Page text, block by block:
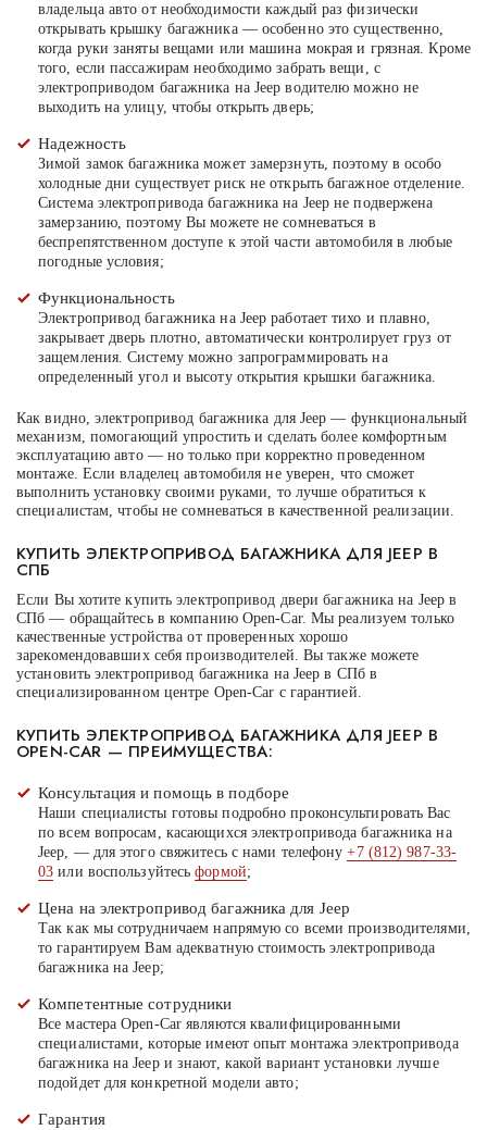
владельца авто от необходимости каждый раз физически
открывать крышку багажника — особенно это существенно,
когда руки заняты вещами или машина мокрая и грязная. Кроме
того, если пассажирам необходимо забрать вещи, с
электроприводом багажника на Jeep водителю можно не
выходить на улицу, чтобы открыть дверь;
Надежность
Зимой замок багажника может замерзнуть, поэтому в особо
холодные дни существует риск не открыть багажное отделение.
Система электропривода багажника на Jeep не подвержена
замерзанию, поэтому Вы можете не сомневаться в
беспрепятственном доступе к этой части автомобиля в любые
погодные условия;
Функциональность
Электропривод багажника на Jeep работает тихо и плавно,
закрывает дверь плотно, автоматически контролирует груз от
защемления. Систему можно запрограммировать на
определенный угол и высоту открытия крышки багажника.
Как видно, электропривод багажника для Jeep — функциональный
механизм, помогающий упростить и сделать более комфортным
эксплуатацию авто — но только при корректно проведенном
монтаже. Если владелец автомобиля не уверен, что сможет
выполнить установку своими руками, то лучше обратиться к
специалистам, чтобы не сомневаться в качественной реализации.
КУПИТЬ ЭЛЕКТРОПРИВОД БАГАЖНИКА ДЛЯ JEEP В
СПБ
Если Вы хотите купить электропривод двери багажника на Jeep в
СПб — обращайтесь в компанию Open-Car. Мы реализуем только
качественные устройства от проверенных хорошо
зарекомендовавших себя производителей. Вы также можете
установить электропривод багажника на Jeep в СПб в
специализированном центре Open-Car с гарантией.
КУПИТЬ ЭЛЕКТРОПРИВОД БАГАЖНИКА ДЛЯ JEEP В
OPEN-CAR — ПРЕИМУЩЕСТВА:
Консультация и помощь в подборе
Наши специалисты готовы подробно проконсультировать Вас
по всем вопросам, касающихся электропривода багажника на
Jeep, — для этого свяжитесь с нами телефону+7 (812) 987-33-
03 или воспользуйтесьформой;
Цена на электропривод багажника для Jeep
Так как мы сотрудничаем напрямую со всеми производителями,
то гарантируем Вам адекватную стоимость электропривода
багажника на Jeep;
Компетентные сотрудники
Все мастера Open-Car являются квалифицированными
специалистами, которые имеют опыт монтажа электропривода
багажника на Jeep и знают, какой вариант установки лучше
подойдет для конкретной модели авто;
Гарантия